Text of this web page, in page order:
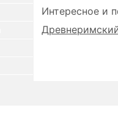
Интересное и